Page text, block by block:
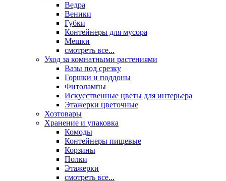
Ведра
Веники
Губки
Контейнеры для мусора
Мешки
смотреть все...
Уход за комнатными растениями
Вазы под срезку
Горшки и поддоны
Фитолампы
Искусственные цветы для интерьера
Этажерки цветочные
Хозтовары
Хранение и упаковка
Комоды
Контейнеры пищевые
Корзины
Полки
Этажерки
смотреть все...